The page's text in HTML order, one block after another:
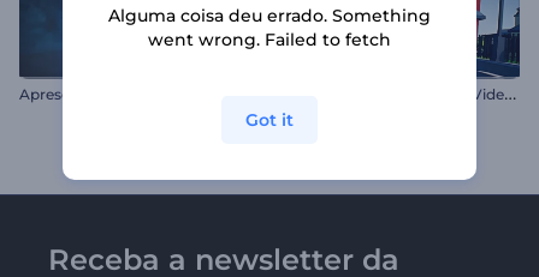
L
ogotipo Revelador Pixels Video-game
Receba a newsletter da
Alguma coisa deu errado. Something
went wrong. Failed to fetch
Got it